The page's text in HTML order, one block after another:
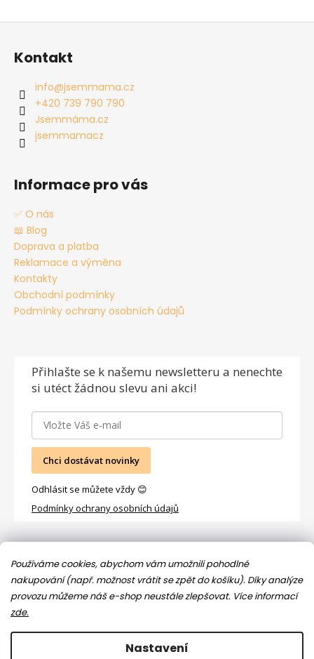
Používáme cookies, abychom vám umožnili pohodlné
nakupování (např. možnost vrátit se zpět do košíku). Díky analýze
provozu můžeme náš e-shop neustále zlepšovat. Více informací
zde.
Nastavení
Kontakt
info@jsemmama.cz
+420 739 790 790
Jsemmáma.cz
jsemmamacz
Informace pro vás
✅ O nás
📖 Blog
Doprava a platba
Reklamace a výměna
Kontakty
Obchodní podmínky
Podmínky ochrany osobních údajů
Přihlašte se k našemu newsletteru a nenechte
si utéct žádnou slevu ani akci!
Chci dostávat novinky
Odhlásit se můžete vždy 😊
Podmínky ochrany osobních údajů
Facebook